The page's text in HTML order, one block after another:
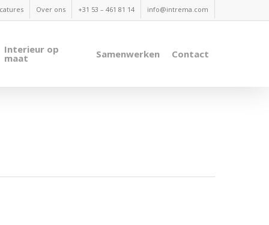
Over ons +31 53 – 461 81 14 info@intrema.com
Interieur op
maat Samenwerken Contact